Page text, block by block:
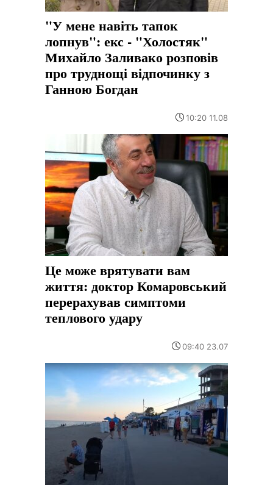
"У мене навіть тапок
лопнув": екс - "Холостяк"
Михайло Заливако розповів
про труднощі відпочинку з
Ганною Богдан
10:20 11.08
Це може врятувати вам
життя: доктор Комаровський
перерахував симптоми
теплового удару
09:40 23.07